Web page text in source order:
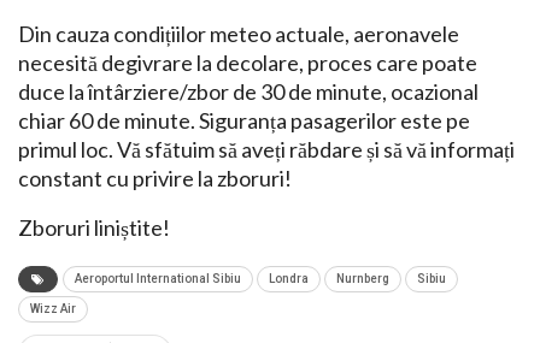
Din cauza condițiilor meteo actuale, aeronavele
necesită degivrare la decolare, proces care poate
duce la întârziere/zbor de 30 de minute, ocazional
chiar 60 de minute. Siguranța pasagerilor este pe
primul loc. Vă sfătuim să aveți răbdare și să vă informați
constant cu privire la zboruri!
Zboruri liniștite!
Aeroportul International Sibiu Londra Nurnberg Sibiu
Wizz Air